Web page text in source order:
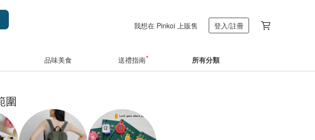
我想在 Pinkoi 上販售 登入/註冊
品味美食 送禮指南 所有分類
圍